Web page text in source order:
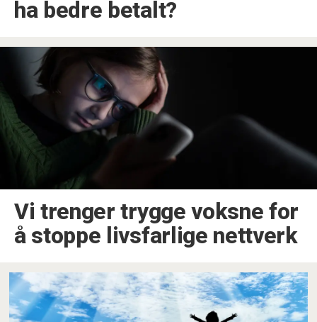
ha bedre betalt?
Vi trenger trygge voksne for
å stoppe livsfarlige nettverk